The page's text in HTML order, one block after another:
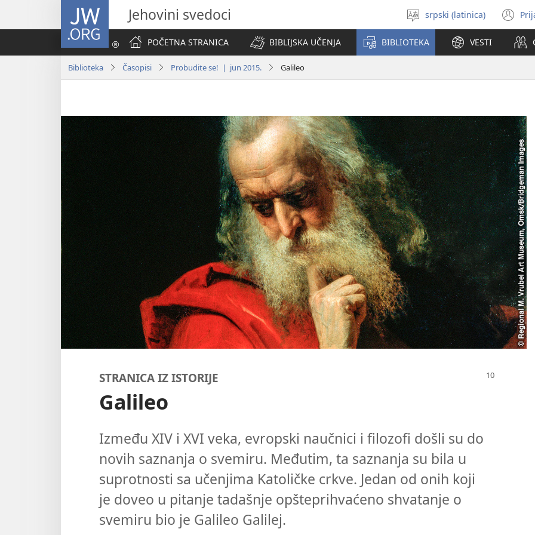
JW.ORG Jehovini svedoci
Izaberi
jezik
srpski (latinica)
POČETNA STRANICA
BIBLIJSKA UČENJA BIBLIOTEKA VESTI
Biblioteka Časopisi Probudite se! | jun 2015. Galileo
STRANICA IZ ISTORIJE
Galileo
Između XIV i XVI veka, evropski naučnici i filozofi došli su do
novih saznanja o svemiru. Međutim, ta saznanja su bila u
suprotnosti sa učenjima Katoličke crkve. Jedan od onih koji
je doveo u pitanje tadašnje opšteprihvaćeno shvatanje o
svemiru bio je Galileo Galilej.